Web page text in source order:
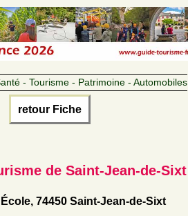
- Tourisme - Patrimoine - Automobiles
retour Fiche
de Saint-Jean-de-Sixt
74450 Saint-Jean-de-Sixt